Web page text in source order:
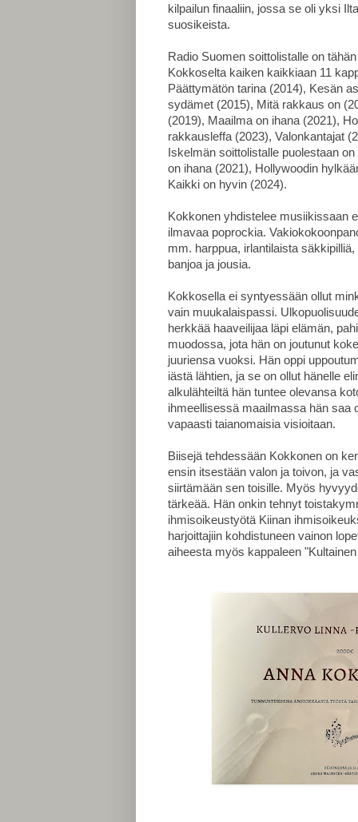
kilpailun finaaliin, jossa se oli yksi
suosikeista.
Radio Suomen soittolistalle on
Kokkoselta kaiken kaikkiaan 11
Päättymätön tarina (2014), Kesän
sydämet (2015), Mitä rakkaus on
(2019), Maailma on ihana (2021),
rakkausleffa (2023), Valonkantajat
Iskelmän soittolistalle puolestaan
on ihana (2021), Hollywoodin
Kaikki on hyvin (2024).
Kokkonen yhdistelee musiikissaan
ilmavaa poprockia.
mm. harppua, irlantilaista
banjoa ja jousia.
Kokkosella ei syntyessään ollut
vain muukalaispassi.
herkkää haaveilijaa läpi elämän,
muodossa, jota hän on joutunut
juuriensa vuoksi. Hän oppi
iästä lähtien, ja se on ollut hänelle
alkulähteiltä hän tuntee olevansa
ihmeellisessä maailmassa hän saa
vapaasti taianomaisia visioitaan.
Biisejä tehdessään Kokkonen on
ensin itsestään valon ja toivon, ja
siirtämään sen toisille. Myös
tärkeää. Hän onkin tehnyt
ihmisoikeustyötä Kiinan
harjoittajiin kohdistuneen vainon
aiheesta myös kappaleen